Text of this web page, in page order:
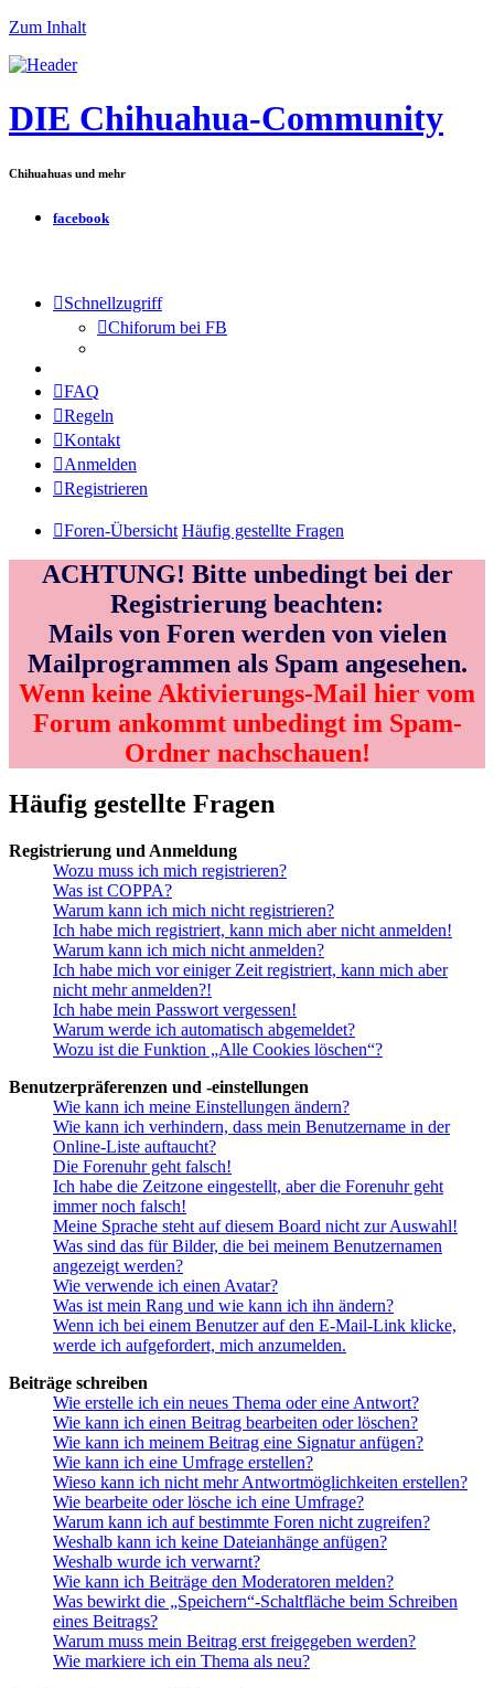
Zum Inhalt
DIE Chihuahua-Community
Chihuahuas und mehr
facebook
Schnellzugriff
Chiforum bei FB
FAQ
Regeln
Kontakt
Anmelden
Registrieren
Foren-Übersicht Häufig gestellte Fragen
ACHTUNG! Bitte unbedingt bei der
Registrierung beachten:
Mails von Foren werden von vielen
Mailprogrammen als Spam angesehen.
Wenn keine Aktivierungs-Mail hier vom
Forum ankommt unbedingt im Spam-
Ordner nachschauen!
Häufig gestellte Fragen
Registrierung und Anmeldung
Wozu muss ich mich registrieren?
Was ist COPPA?
Warum kann ich mich nicht registrieren?
Ich habe mich registriert, kann mich aber nicht anmelden!
Warum kann ich mich nicht anmelden?
Ich habe mich vor einiger Zeit registriert, kann mich aber
nicht mehr anmelden?!
Ich habe mein Passwort vergessen!
Warum werde ich automatisch abgemeldet?
Wozu ist die Funktion „Alle Cookies löschen“?
Benutzerpräferenzen und -einstellungen
Wie kann ich meine Einstellungen ändern?
Wie kann ich verhindern, dass mein Benutzername in der
Online-Liste auftaucht?
Die Forenuhr geht falsch!
Ich habe die Zeitzone eingestellt, aber die Forenuhr geht
immer noch falsch!
Meine Sprache steht auf diesem Board nicht zur Auswahl!
Was sind das für Bilder, die bei meinem Benutzernamen
angezeigt werden?
Wie verwende ich einen Avatar?
Was ist mein Rang und wie kann ich ihn ändern?
Wenn ich bei einem Benutzer auf den E-Mail-Link klicke,
werde ich aufgefordert, mich anzumelden.
Beiträge schreiben
Wie erstelle ich ein neues Thema oder eine Antwort?
Wie kann ich einen Beitrag bearbeiten oder löschen?
Wie kann ich meinem Beitrag eine Signatur anfügen?
Wie kann ich eine Umfrage erstellen?
Wieso kann ich nicht mehr Antwortmöglichkeiten erstellen?
Wie bearbeite oder lösche ich eine Umfrage?
Warum kann ich auf bestimmte Foren nicht zugreifen?
Weshalb kann ich keine Dateianhänge anfügen?
Weshalb wurde ich verwarnt?
Wie kann ich Beiträge den Moderatoren melden?
Was bewirkt die „Speichern“-Schaltfläche beim Schreiben
eines Beitrags?
Warum muss mein Beitrag erst freigegeben werden?
Wie markiere ich ein Thema als neu?